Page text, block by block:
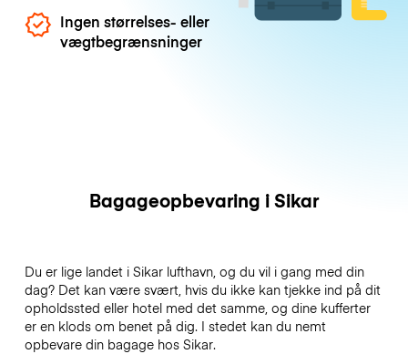
Ingen størrelses- eller
vægtbegrænsninger
Bagageopbevaring i Sikar
Du er lige landet i Sikar lufthavn, og du vil i gang med din
dag? Det kan være svært, hvis du ikke kan tjekke ind på dit
opholdssted eller hotel med det samme, og dine kufferter
er en klods om benet på dig. I stedet kan du nemt
opbevare din bagage hos Sikar.